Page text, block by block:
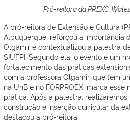
Pró-reitora da PREXC,
A pró-reitora de Extensão e Cultura
Albuquerque, reforçou a importância
Olgamir e contextualizou a palestra
SIUFPI. Segundo ela, o evento é um
fortalecimento das práticas
com a professora Olgamir, que tem
na UnB e no FORPROEX, marca
prática. Após a palestra,
construção e inserção curricular da
destacou a pró-reitora.